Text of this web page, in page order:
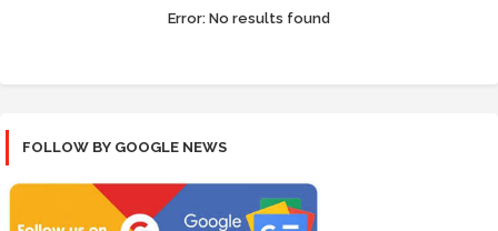
Error: No results found
FOLLOW BY GOOGLE NEWS